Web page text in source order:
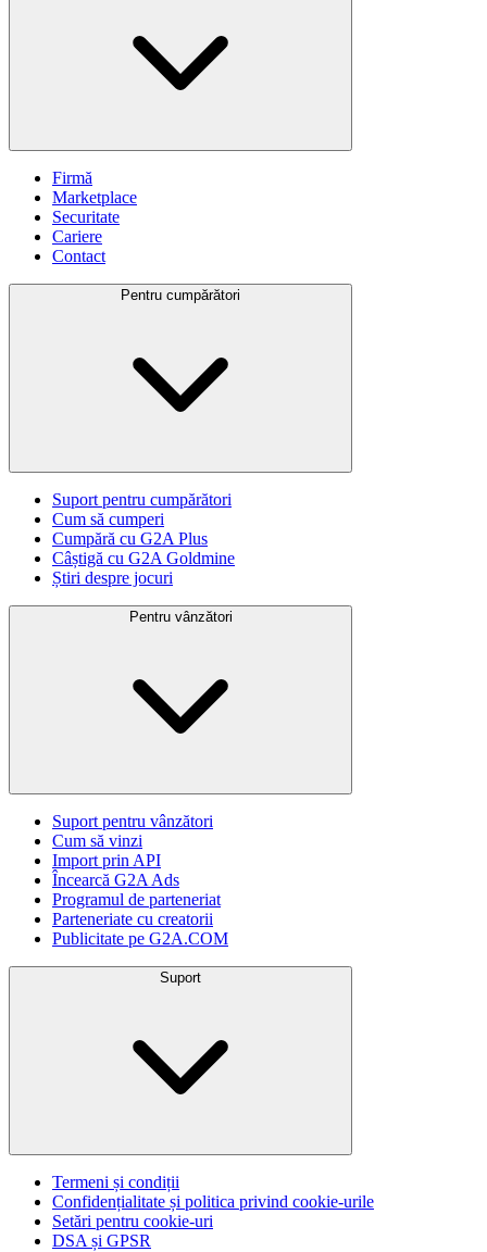
Firmă
Marketplace
Securitate
Cariere
Contact
Pentru cumpărători
Suport pentru cumpărători
Cum să cumperi
Cumpără cu G2A Plus
Câștigă cu G2A Goldmine
Știri despre jocuri
Pentru vânzători
Suport pentru vânzători
Cum să vinzi
Import prin API
Încearcă G2A Ads
Programul de parteneriat
Parteneriate cu creatorii
Publicitate pe G2A.COM
Suport
Termeni și condiții
Confidențialitate și politica privind cookie-urile
Setări pentru cookie-uri
DSA și GPSR